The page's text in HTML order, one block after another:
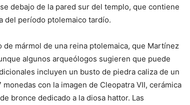
debajo de la pared sur del templo, que contiene
del período ptolemaico tardío.
mármol de una reina ptolemaica, que Martínez
algunos arqueólogos sugieren que puede
incluyen un busto de piedra caliza de un
con la imagen de Cleopatra VII, cerámica
bronce dedicado a la diosa hattor. Las